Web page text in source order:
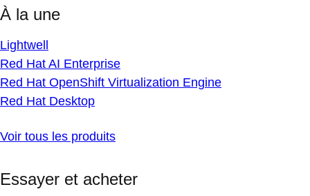
À la une
Lightwell
Red Hat AI Enterprise
Red Hat OpenShift Virtualization Engine
Red Hat Desktop
Voir tous les produits
Essayer et acheter